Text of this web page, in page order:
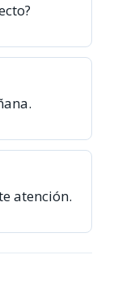
atención.